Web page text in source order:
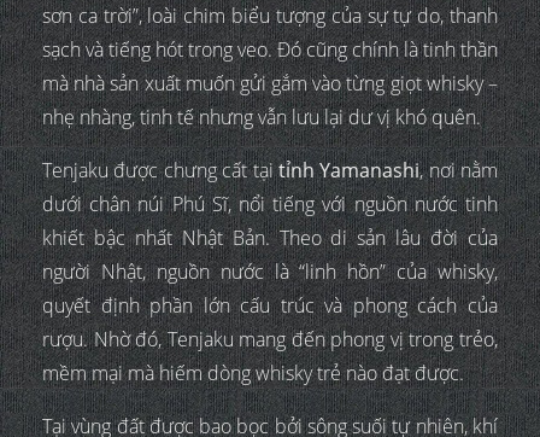
sơn ca trời”, loài chim biểu tượng của sự tự do, thanh
sạch và tiếng hót trong veo. Đó cũng chính là tinh thần
mà nhà sản xuất muốn gửi gắm vào từng giọt whisky –
nhẹ nhàng, tinh tế nhưng vẫn lưu lại dư vị khó quên.
Tenjaku được chưng cất tạitỉnh Yamanashi, nơi nằm
dưới chân núi Phú Sĩ, nổi tiếng với nguồn nước tinh
khiết bậc nhất Nhật Bản. Theo di sản lâu đời của
người Nhật, nguồn nước là “linh hồn” của whisky,
quyết định phần lớn cấu trúc và phong cách của
rượu. Nhờ đó, Tenjaku mang đến phong vị trong trẻo,
mềm mại mà hiếm dòng whisky trẻ nào đạt được.
Tại vùng đất được bao bọc bởi sông suối tự nhiên, khí